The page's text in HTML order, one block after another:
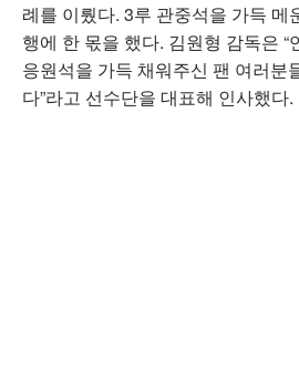
례를 이뤘다. 3루 관중석을 가득 메
행에 한 몫을 했다. 김원형 감독은 “
응원석을 가득 채워주신 팬 여러분
다”라고 선수단을 대표해 인사했다.